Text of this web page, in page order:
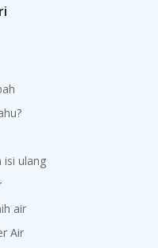
isi ulang
air
Air